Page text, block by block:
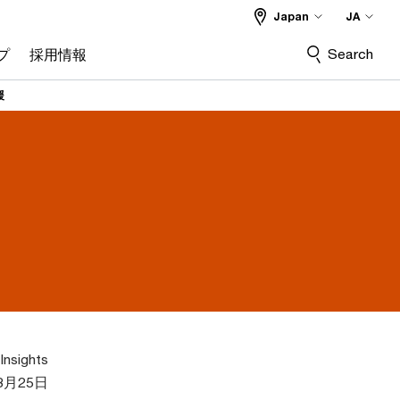
採用情報
Japan JA
Search
25日